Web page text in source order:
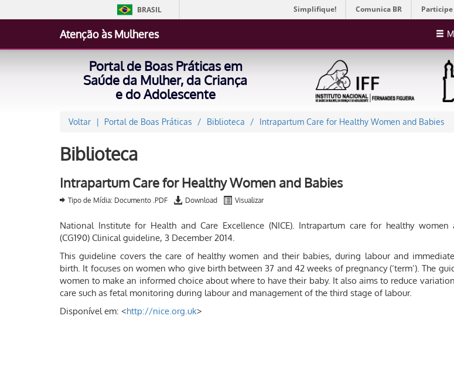
BRASIL Simplifique! Comunica BR Participe
Atenção às Mulheres
Portal de Boas Práticas em
Saúde da Mulher, da Criança
e do Adolescente
Voltar Portal de Boas Práticas Biblioteca Intrapartum Care for Healthy Women and Babies
Biblioteca
Intrapartum Care for Healthy Women and Babies
Tipo de Mídia: Documento .PDF Download Visualizar
National Institute for Health and Care Excellence (NICE). Intrapartum care for healthy women
(CG190) Clinical guideline, 3 December 2014.
This guideline covers the care of healthy women and their babies, during labour and
birth. It focuses on women who give birth between 37 and 42 weeks of pregnancy (‘term’). The
women to make an informed choice about where to have their baby. It also aims to reduce
care such as fetal monitoring during labour and management of the third stage of labour.
Disponível em: <http://nice.org.uk>